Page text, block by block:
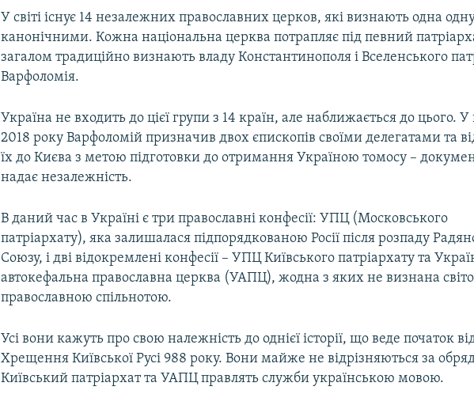
У світі існує 14 незалежних православних церков, які визнають одна
канонічними. Кожна національна церква потрапляє під певний
загалом традиційно визнають владу Константинополя і Вселенського
Варфоломія.
Україна не входить до цієї групи з 14 країн, але наближається до цього. У
2018 року Варфоломій призначив двох єпископів своїми делегатами та
їх до Києва з метою підготовки до отримання Україною томосу –
надає незалежність.
В даний час в Україні є три православні конфесії: УПЦ (Московського
патріархату), яка залишалася підпорядкованою Росії після розпаду
Союзу, і дві відокремлені конфесії – УПЦ Київського патріархату та
автокефальна православна церква (УАПЦ), жодна з яких не визнана
православною спільнотою.
Усі вони кажуть про свою належність до однієї історії, що веде початок
Хрещення Київської Русі 988 року. Вони майже не відрізняються за
Київський патріархат та УАПЦ правлять служби українською мовою.